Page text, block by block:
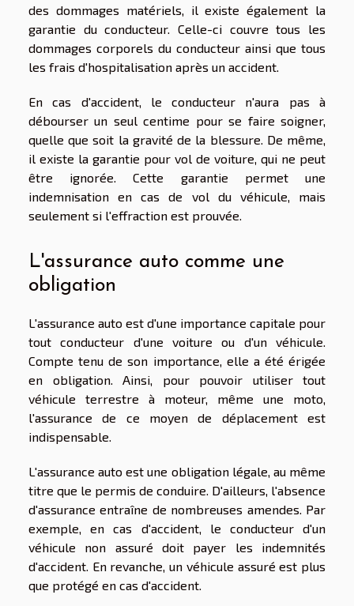
des dommages matériels, il existe également la
garantie du conducteur. Celle-ci couvre tous les
dommages corporels du conducteur ainsi que tous
les frais d'hospitalisation après un accident.
En cas d'accident, le conducteur n'aura pas à
débourser un seul centime pour se faire soigner,
quelle que soit la gravité de la blessure. De même,
il existe la garantie pour vol de voiture, qui ne peut
être ignorée. Cette garantie permet une
indemnisation en cas de vol du véhicule, mais
seulement si l'effraction est prouvée.
L'assurance auto comme une
obligation
L'assurance auto est d'une importance capitale pour
tout conducteur d'une voiture ou d'un véhicule.
Compte tenu de son importance, elle a été érigée
en obligation. Ainsi, pour pouvoir utiliser tout
véhicule terrestre à moteur, même une moto,
l'assurance de ce moyen de déplacement est
indispensable.
L'assurance auto est une obligation légale, au même
titre que le permis de conduire. D'ailleurs, l'absence
d'assurance entraîne de nombreuses amendes. Par
exemple, en cas d'accident, le conducteur d'un
véhicule non assuré doit payer les indemnités
d'accident. En revanche, un véhicule assuré est plus
que protégé en cas d'accident.